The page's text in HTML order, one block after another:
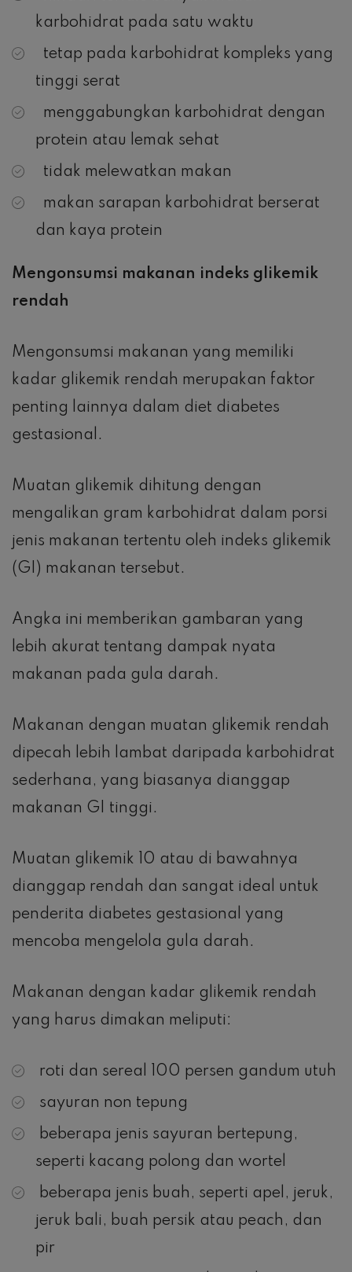
karbohidrat pada satu waktu
tetap pada karbohidrat kompleks yang
tinggi serat
menggabungkan karbohidrat dengan
protein atau lemak sehat
tidak melewatkan makan
makan sarapan karbohidrat berserat
dan kaya protein
Mengonsumsi makanan indeks glikemik
rendah
Mengonsumsi makanan yang memiliki
kadar glikemik rendah merupakan faktor
penting lainnya dalam diet diabetes
gestasional.
Muatan glikemik dihitung dengan
mengalikan gram karbohidrat dalam porsi
jenis makanan tertentu oleh indeks glikemik
(GI) makanan tersebut.
Angka ini memberikan gambaran yang
lebih akurat tentang dampak nyata
makanan pada gula darah.
Makanan dengan muatan glikemik rendah
dipecah lebih lambat daripada karbohidrat
sederhana, yang biasanya dianggap
makanan GI tinggi.
Muatan glikemik 10 atau di bawahnya
dianggap rendah dan sangat ideal untuk
penderita diabetes gestasional yang
mencoba mengelola gula darah.
Makanan dengan kadar glikemik rendah
yang harus dimakan meliputi:
roti dan sereal 100 persen gandum utuh
sayuran non tepung
beberapa jenis sayuran bertepung,
seperti kacang polong dan wortel
beberapa jenis buah, seperti apel, jeruk,
jeruk bali, buah persik atau peach, dan
pir